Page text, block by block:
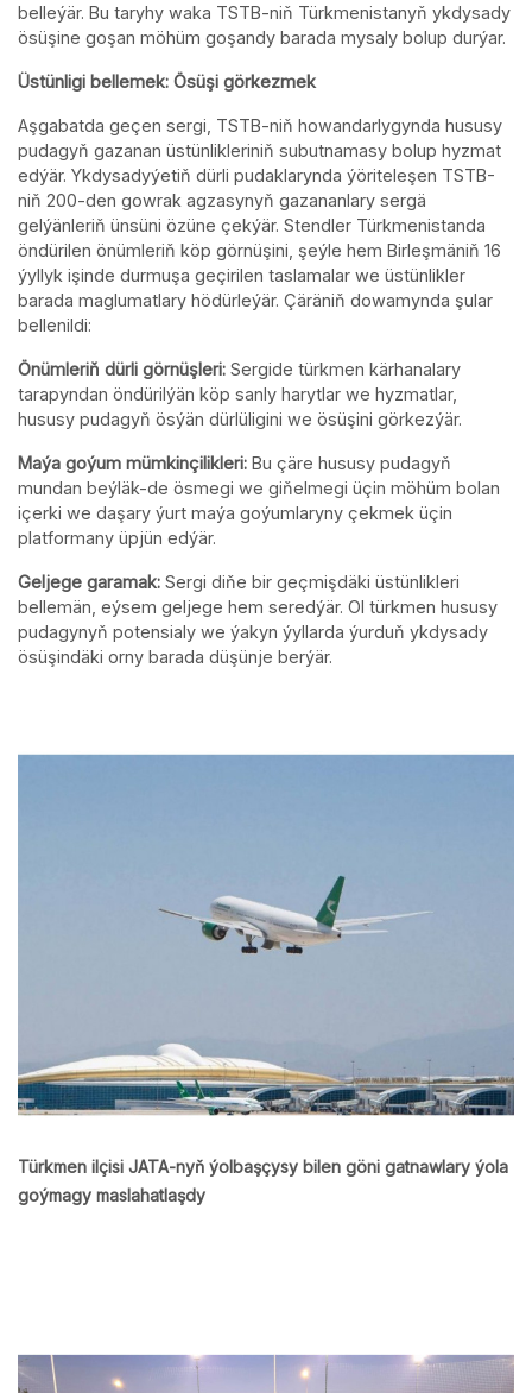
belleýär. Bu taryhy waka TSTB-niň Türkmenistanyň ykdysady
ösüşine goşan möhüm goşandy barada mysaly bolup durýar.
Üstünligi bellemek: Ösüşi görkezmek
Aşgabatda geçen sergi, TSTB-niň howandarlygynda hususy
pudagyň gazanan üstünlikleriniň subutnamasy bolup hyzmat
edýär. Ykdysadyýetiň dürli pudaklarynda ýöriteleşen TSTB-
niň 200-den gowrak agzasynyň gazananlary sergä
gelýänleriň ünsüni özüne çekýär. Stendler Türkmenistanda
öndürilen önümleriň köp görnüşini, şeýle hem Birleşmäniň 16
ýyllyk işinde durmuşa geçirilen taslamalar we üstünlikler
barada maglumatlary hödürleýär. Çäräniň dowamynda şular
bellenildi:
Önümleriň dürli görnüşleri: Sergide türkmen kärhanalary
tarapyndan öndürilýän köp sanly harytlar we hyzmatlar,
hususy pudagyň ösýän dürlüligini we ösüşini görkezýär.
Maýa goýum mümkinçilikleri: Bu çäre hususy pudagyň
mundan beýläk-de ösmegi we giňelmegi üçin möhüm bolan
içerki we daşary ýurt maýa goýumlaryny çekmek üçin
platformany üpjün edýär.
Geljege garamak: Sergi diňe bir geçmişdäki üstünlikleri
bellemän, eýsem geljege hem seredýär. Ol türkmen hususy
pudagynyň potensialy we ýakyn ýyllarda ýurduň ykdysady
ösüşindäki orny barada düşünje berýär.
Türkmen ilçisi JATA-nyň ýolbaşçysy bilen göni gatnawlary ýola
goýmagy maslahatlaşdy